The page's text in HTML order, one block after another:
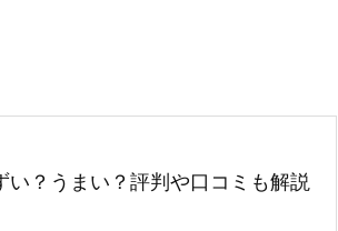
い？うまい？評判や口コミも解説